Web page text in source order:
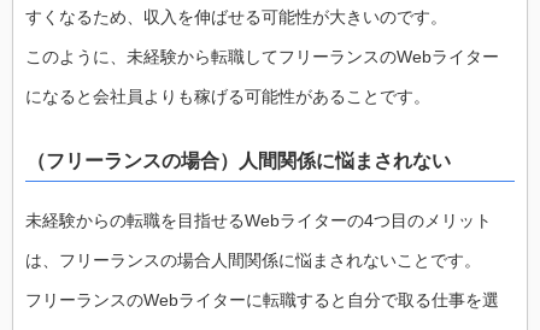
すくなるため、収入を伸ばせる可能性が大きいのです。
このように、未経験から転職してフリーランスのWebライター
になると会社員よりも稼げる可能性があることです。
（フリーランスの場合）人間関係に悩まされない
未経験からの転職を目指せるWebライターの4つ目のメリット
は、フリーランスの場合人間関係に悩まされないことです。
フリーランスのWebライターに転職すると自分で取る仕事を選